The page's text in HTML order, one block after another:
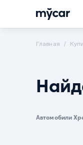
Главная
Автомобили